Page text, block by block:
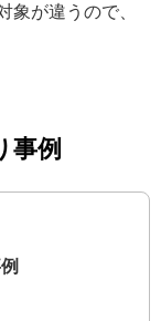
象が違うので、
事例